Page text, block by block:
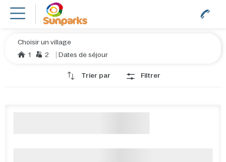
Choisir un village
1
2 Dates de séjour
Trier par Filtrer